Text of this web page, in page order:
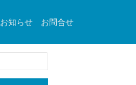
お知らせ お問合せ